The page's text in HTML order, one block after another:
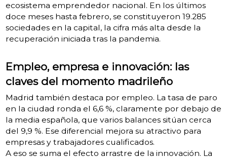
ecosistema emprendedor nacional. En los últimos
doce meses hasta febrero, se constituyeron 19.285
sociedades en la capital, la cifra más alta desde la
recuperación iniciada tras la pandemia.
Empleo, empresa e innovación: las
claves del momento madrileño
Madrid también destaca por empleo. La tasa de paro
en la ciudad ronda el 6,6 %, claramente por debajo de
la media española, que varios balances sitúan cerca
del 9,9 %. Ese diferencial mejora su atractivo para
empresas y trabajadores cualificados.
A eso se suma el efecto arrastre de la innovación. La